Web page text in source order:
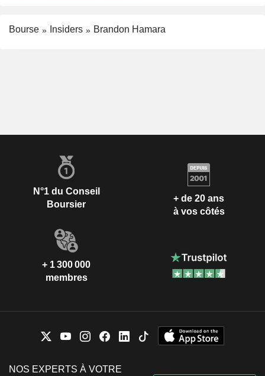
Bourse Insiders Brandon Hamara
N°1 du Conseil
Boursier
+ de 20 ans
à vos côtés
+ 1 300 000
membres
NOS EXPERTS À VOTRE